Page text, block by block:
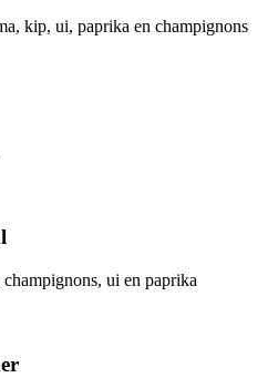
kip, ui, paprika en champignons
ui en paprika